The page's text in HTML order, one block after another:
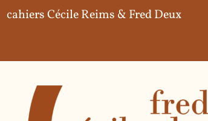
cahiers Cécile Reims & Fred Deux